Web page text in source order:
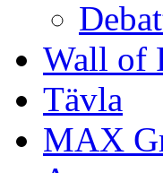
Wall of
Tävla
MAX